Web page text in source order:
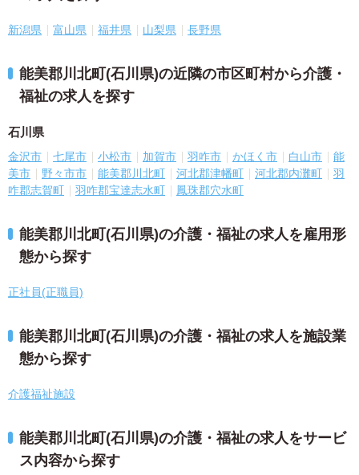
新潟県 富山県 福井県 山梨県 長野県
能美郡川北町(石川県)の近隣の市区町村から介護・
福祉の求人を探す
石川県
金沢市 七尾市 小松市 加賀市 羽咋市 かほく市 白山市
能
美市
野々市市 能美郡川北町 河北郡津幡町 河北郡内灘町
羽
咋郡志賀町
羽咋郡宝達志水町 鳳珠郡穴水町
能美郡川北町(石川県)の介護・福祉の求人を雇用形
態から探す
正社員(正職員)
能美郡川北町(石川県)の介護・福祉の求人を施設業
態から探す
介護福祉施設
能美郡川北町(石川県)の介護・福祉の求人をサービ
ス内容から探す